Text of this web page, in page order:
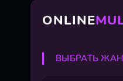
ONLINE
ВЫБРАТЬ